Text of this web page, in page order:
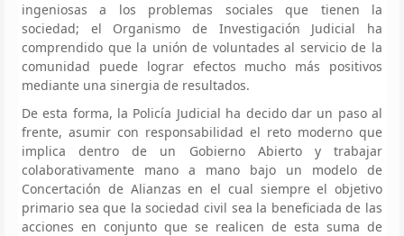
ingeniosas a los problemas sociales que tienen la
sociedad; el Organismo de Investigación Judicial ha
comprendido que la unión de voluntades al servicio de la
comunidad puede lograr efectos mucho más positivos
mediante una sinergia de resultados.
De esta forma, la Policía Judicial ha decido dar un paso al
frente, asumir con responsabilidad el reto moderno que
implica dentro de un Gobierno Abierto y trabajar
colaborativamente mano a mano bajo un modelo de
Concertación de Alianzas en el cual siempre el objetivo
primario sea que la sociedad civil sea la beneficiada de las
acciones en conjunto que se realicen de esta suma de